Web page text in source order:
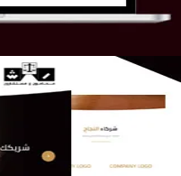
الريس